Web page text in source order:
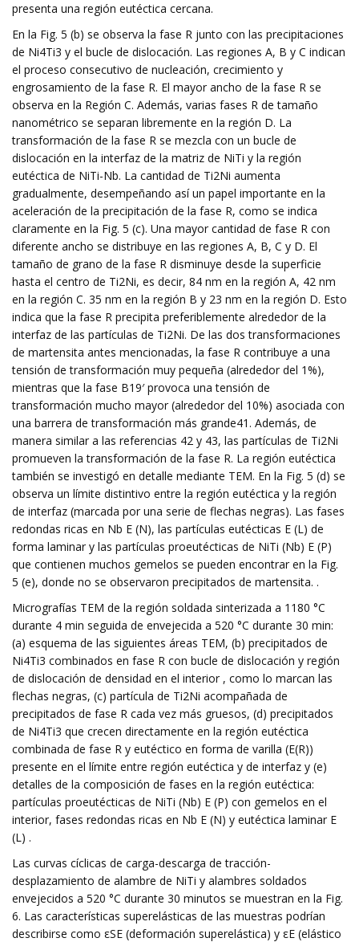
presenta una región eutéctica cercana.
En la Fig. 5 (b) se observa la fase R junto con las precipitaciones
de Ni4Ti3 y el bucle de dislocación. Las regiones A, B y C indican
el proceso consecutivo de nucleación, crecimiento y
engrosamiento de la fase R. El mayor ancho de la fase R se
observa en la Región C. Además, varias fases R de tamaño
nanométrico se separan libremente en la región D. La
transformación de la fase R se mezcla con un bucle de
dislocación en la interfaz de la matriz de NiTi y la región
eutéctica de NiTi-Nb. La cantidad de Ti2Ni aumenta
gradualmente, desempeñando así un papel importante en la
aceleración de la precipitación de la fase R, como se indica
claramente en la Fig. 5 (c). Una mayor cantidad de fase R con
diferente ancho se distribuye en las regiones A, B, C y D. El
tamaño de grano de la fase R disminuye desde la superficie
hasta el centro de Ti2Ni, es decir, 84 nm en la región A, 42 nm
en la región C. 35 nm en la región B y 23 nm en la región D. Esto
indica que la fase R precipita preferiblemente alrededor de la
interfaz de las partículas de Ti2Ni. De las dos transformaciones
de martensita antes mencionadas, la fase R contribuye a una
tensión de transformación muy pequeña (alrededor del 1%),
mientras que la fase B19′ provoca una tensión de
transformación mucho mayor (alrededor del 10%) asociada con
una barrera de transformación más grande41. Además, de
manera similar a las referencias 42 y 43, las partículas de Ti2Ni
promueven la transformación de la fase R. La región eutéctica
también se investigó en detalle mediante TEM. En la Fig. 5 (d) se
observa un límite distintivo entre la región eutéctica y la región
de interfaz (marcada por una serie de flechas negras). Las fases
redondas ricas en Nb E (N), las partículas eutécticas E (L) de
forma laminar y las partículas proeutécticas de NiTi (Nb) E (P)
que contienen muchos gemelos se pueden encontrar en la Fig.
5 (e), donde no se observaron precipitados de martensita. .
Micrografías TEM de la región soldada sinterizada a 1180 °C
durante 4 min seguida de envejecida a 520 °C durante 30 min:
(a) esquema de las siguientes áreas TEM, (b) precipitados de
Ni4Ti3 combinados en fase R con bucle de dislocación y región
de dislocación de densidad en el interior , como lo marcan las
flechas negras, (c) partícula de Ti2Ni acompañada de
precipitados de fase R cada vez más gruesos, (d) precipitados
de Ni4Ti3 que crecen directamente en la región eutéctica
combinada de fase R y eutéctico en forma de varilla (E(R))
presente en el límite entre región eutéctica y de interfaz y (e)
detalles de la composición de fases en la región eutéctica:
partículas proeutécticas de NiTi (Nb) E (P) con gemelos en el
interior, fases redondas ricas en Nb E (N) y eutéctica laminar E
(L) .
Las curvas cíclicas de carga-descarga de tracción-
desplazamiento de alambre de NiTi y alambres soldados
envejecidos a 520 °C durante 30 minutos se muestran en la Fig.
6. Las características superelásticas de las muestras podrían
describirse como εSE (deformación superelástica) y εE (elástico